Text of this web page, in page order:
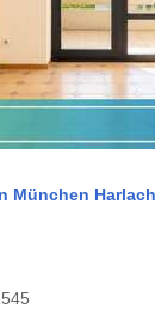
München